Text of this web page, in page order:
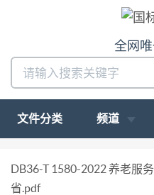
全网
文件分类 频道
DB36-T 1580-2022 养老服
省.pdf